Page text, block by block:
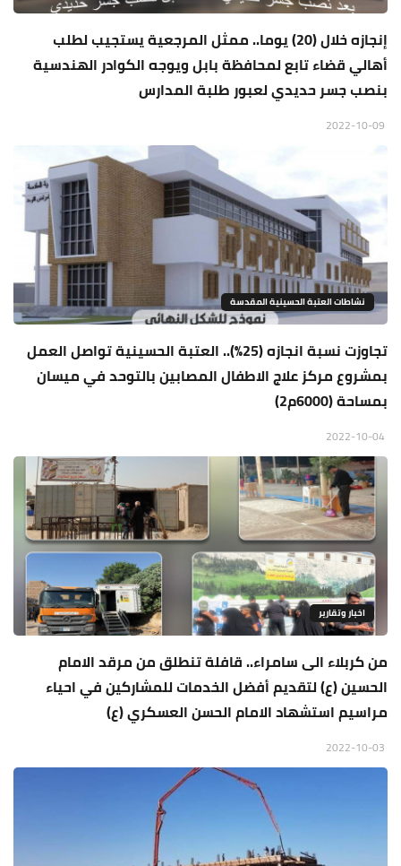
إنجازه خلال (20) يوما.. ممثل المرجعية يستجيب لطلب
أهالي قضاء تابع لمحافظة بابل ويوجه الكوادر الهندسية
بنصب جسر حديدي لعبور طلبة المدارس
نشاطات العتبة الحسينية المقدسة
تجاوزت نسبة انجازه (25%).. العتبة الحسينية تواصل العمل
بمشروع مركز علاج الاطفال المصابين بالتوحد في ميسان
بمساحة (6000م2)
اخبار وتقارير
من كربلاء الى سامراء.. قافلة تنطلق من مرقد الامام
الحسين (ع) لتقديم أفضل الخدمات للمشاركين في احياء
مراسيم استشهاد الامام الحسن العسكري (ع)